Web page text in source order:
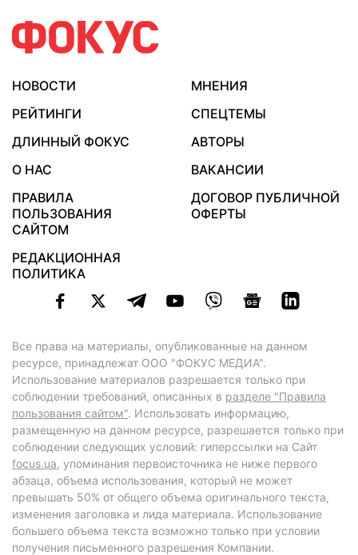
НОВОСТИ
МНЕНИЯ
РЕЙТИНГИ
СПЕЦТЕМЫ
ДЛИННЫЙ ФОКУС
АВТОРЫ
О НАС
ВАКАНСИИ
ПРАВИЛА
ПОЛЬЗОВАНИЯ
САЙТОМ
ДОГОВОР ПУБЛИЧНОЙ
ОФЕРТЫ
РЕДАКЦИОННАЯ
ПОЛИТИКА
Все права на материалы, опубликованные на данном
ресурсе, принадлежат ООО "ФОКУС МЕДИА".
Использование материалов разрешается только при
соблюдении требований, описанных в разделе "Правила
пользования сайтом". Использовать информацию,
размещенную на данном ресурсе, разрешается только при
соблюдении следующих условий: гиперссылки на Сайт
focus.ua, упоминания первоисточника не ниже первого
абзаца, объема использования, который не может
превышать 50% от общего объема оригинального текста,
изменения заголовка и лида материала. Использование
большего объема текста возможно только при условии
получения письменного разрешения Компании.